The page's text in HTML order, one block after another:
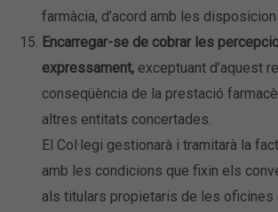
farmàcia, d’acord amb les
Encarregar-se de cobrar les
expressament, exceptuant d’aquest
conseqüència de la prestació
altres entitats concertades.
El Col·legi gestionarà i tramitarà la
amb les condicions que fixin els
als titulars propietaris de les oficines